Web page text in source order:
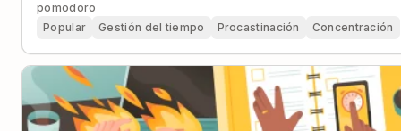
pomodoro
Popular
Gestión del tiempo Procastinación Concentración